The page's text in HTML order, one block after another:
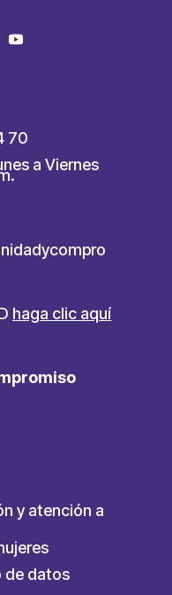
70
a Viernes
haga clic aquí
y atención a
de datos